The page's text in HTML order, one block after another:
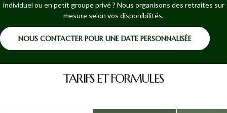
individuel ou en petit groupe privé ? Nous organisons des retraites sur
mesure selon vos disponibilités.
NOUS CONTACTER POUR UNE DATE PERSONNALISÉE
TARIFS ET FORMULES